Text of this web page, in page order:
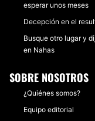
esperar unos meses
Decepción en el
Busque otro lugar y
en Nahas
SOBRE NOSOTROS
¿Quiénes somos?
Equipo editorial